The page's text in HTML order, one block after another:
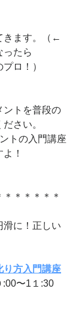
きます。（←
ったら
ロ！）
ントを普段の
さい。
トの入門講座
！
＊＊＊＊＊
滑に！正しい
り方入門講座
:00〜1１:30